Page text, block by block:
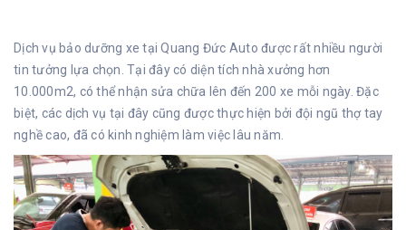
Dịch vụ bảo dưỡng xe tại Quang Đức Auto được rất nhiều người
tin tưởng lựa chọn. Tại đây có diện tích nhà xưởng hơn
10.000m2, có thể nhận sửa chữa lên đến 200 xe mỗi ngày. Đặc
biệt, các dịch vụ tại đây cũng được thực hiện bởi đội ngũ thợ tay
nghề cao, đã có kinh nghiệm làm việc lâu năm.